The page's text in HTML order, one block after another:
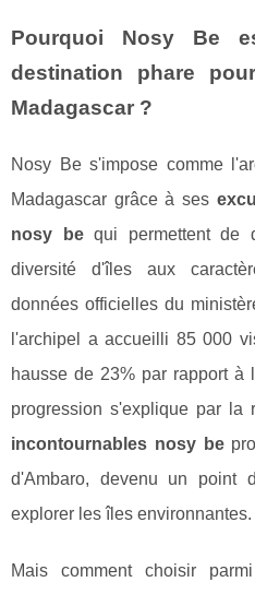
Pourquoi Nosy Be
destination phare
Madagascar ?
Nosy Be s'impose comme
Madagascar grâce à ses
nosy bequi permettent de
diversité d'îles aux
données officielles du
l'archipel a accueilli 85 000
hausse de 23% par rapport à
progression s'explique par la
incontournables nosy be
d'Ambaro, devenu un point
explorer les îles environnantes.
Mais comment choisir